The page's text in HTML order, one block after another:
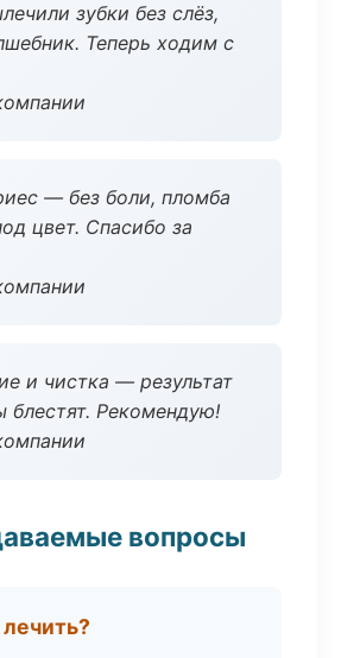
зубки без слёз,
Теперь ходим с
— без боли, пломба
цвет. Спасибо за
и чистка — результат
блестят. Рекомендую!
вопросы